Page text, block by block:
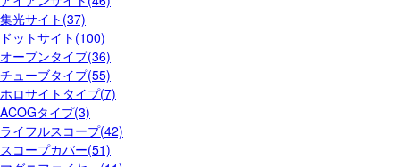
集光サイト(37)
ドットサイト(100)
オープンタイプ(36)
チューブタイプ(55)
ホロサイトタイプ(7)
ACOGタイプ(3)
ライフルスコープ(42)
スコープカバー(51)